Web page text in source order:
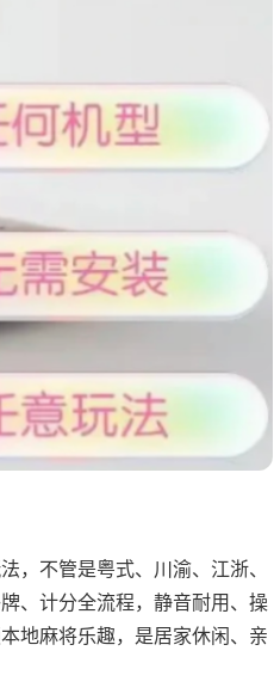
，不管是粤式、川渝、江浙、
、计分全流程，静音耐用、操
地麻将乐趣，是居家休闲、亲